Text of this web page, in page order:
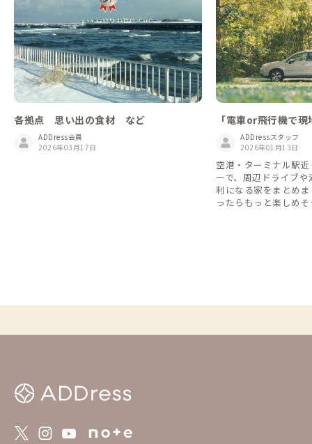
各拠点 思い出の食材 など
ADDress会員
2026年03月17日
「電車or飛行機で
で周遊」が便利！
ンタカー特集🚗
ADDressスタッフ
2026年01月13日
空港・ターミナル駅
ーで、周辺ドライブ
利になる家をまとめ
ったらもっと楽しめ